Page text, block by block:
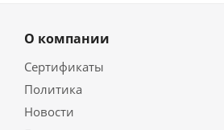
О компании
Сертификаты
Политика
Новости